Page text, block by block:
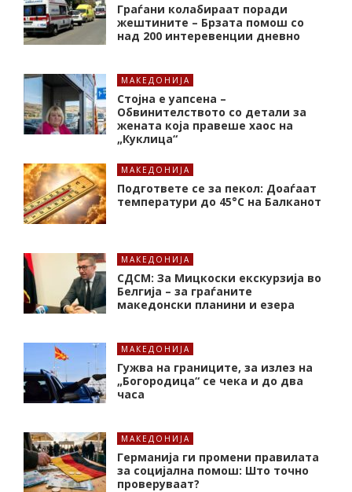
Граѓани колабираат поради
жештините – Брзата помош со
над 200 интеревенции дневно
МАКЕДОНИЈА
Стојна е уапсена –
Обвинителството со детали за
жената која правеше хаос на
„Куклица“
МАКЕДОНИЈА
Подгответе се за пекол: Доаѓаат
температури до 45°C на Балканот
МАКЕДОНИЈА
СДСМ: За Мицкоски екскурзија во
Белгија – за граѓаните
македонски планини и езера
МАКЕДОНИЈА
Гужва на границите, за излез на
„Богородица“ се чека и до два
часа
МАКЕДОНИЈА
Германија ги промени правилата
за социјална помош: Што точно
проверуваат?